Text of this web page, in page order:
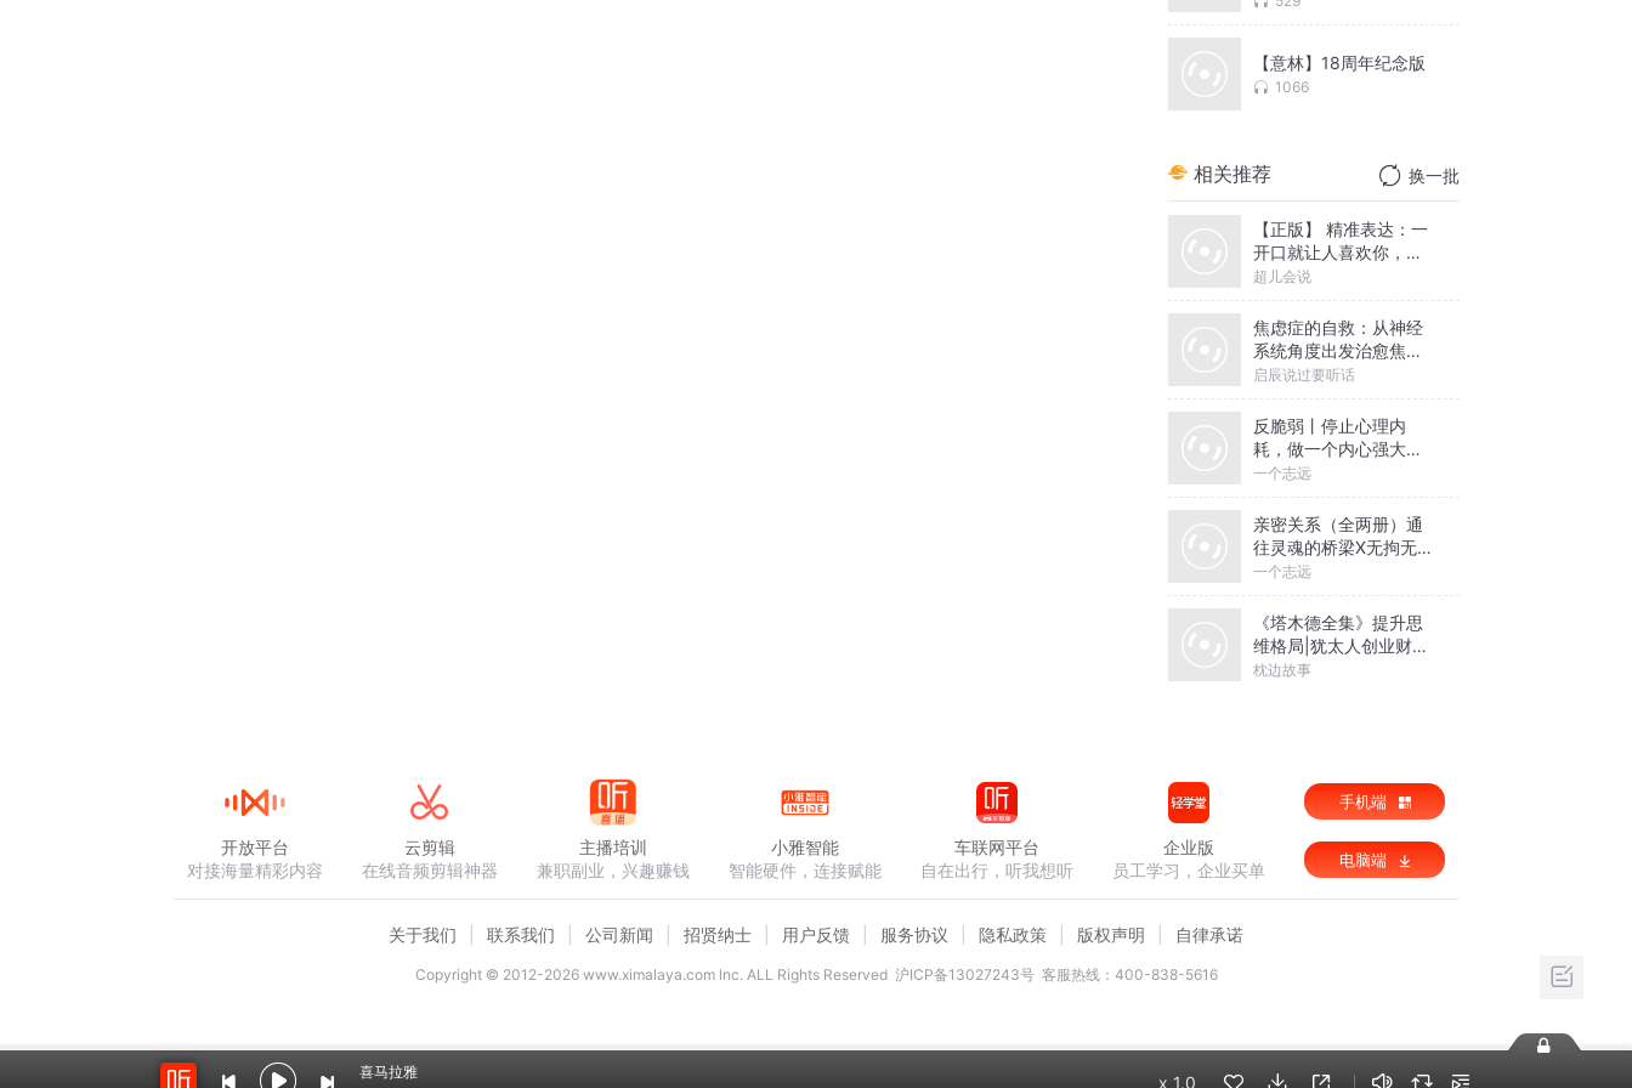
【意林】18周年纪念版
1066
相关推荐 换一批
【正版】 精准表达：一
开口就让人喜欢你，情
商沟通必听
超儿会说
焦虑症的自救：从神经
系统角度出发治愈焦虑
症
启辰说过要听话
反脆弱丨停止心理内
耗，做一个内心强大的
人丨一个志远演播
一个志远
亲密关系（全两册）通
往灵魂的桥梁X无拘无束
的关系丨亲密关系心理
一个志远
《塔木德全集》提升思
维格局|犹太人创业财富
圣经
枕边故事
喜马拉雅
x 1.0
开放平台
对接海量精彩内容
云剪辑
在线音频剪辑神器
主播培训
兼职副业，兴趣赚钱
小雅智能
智能硬件，连接赋能
车联网平台
自在出行，听我想听
企业版
员工学习，企业买单
手机端
电脑端
关于我们 联系我们 公司新闻 招贤纳士 用户反馈 服务协议 隐私政策 版权声明 自律承诺
Copyright © 2012-2026www.ximalaya.com lnc. ALL Rights Reserved 沪ICP备13027243号 客服热线：400-838-5616